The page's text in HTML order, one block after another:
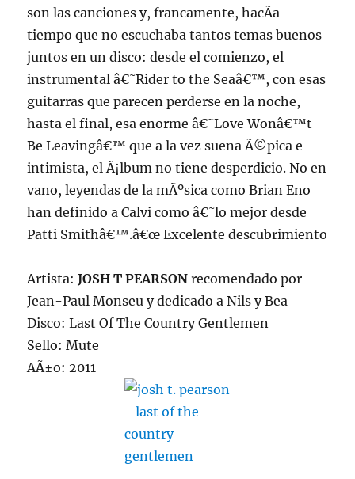
son las canciones y, francamente, hacÃ­a
tiempo que no escuchaba tantos temas buenos
juntos en un disco: desde el comienzo, el
instrumental â€˜Rider to the Seaâ€™, con esas
guitarras que parecen perderse en la noche,
hasta el final, esa enorme â€˜Love Wonâ€™t
Be Leavingâ€™ que a la vez suena Ã©pica e
intimista, el Ã¡lbum no tiene desperdicio. No en
vano, leyendas de la mÃºsica como Brian Eno
han definido a Calvi como â€˜lo mejor desde
Patti Smithâ€™.â€œ Excelente descubrimiento
Artista:JOSH T PEARSONrecomendado por
Jean-Paul Monseu y dedicado a Nils y Bea
Disco: Last Of The Country Gentlemen
Sello: Mute
AÃ±o: 2011